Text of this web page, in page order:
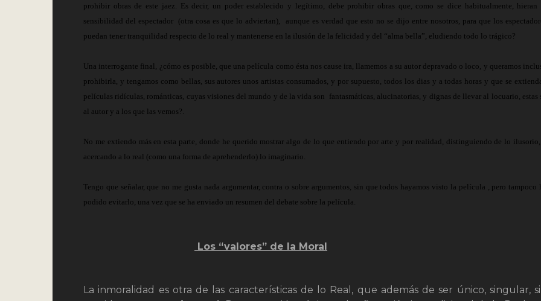
prohibir obras de este jaez. Es decir, un poder establecido y legítimo, debe prohibir obras que, como se dice habitualmente, hieran
sensibilidad del espectador (otra cosa es que lo adviertan),
aunque es verdad que esto no se dijo entre nosotros, para que los
puedan tener tranquilidad respecto de lo real y mantenerse en la ilusión de la felicidad y del “alma bella”, eludiendo todo lo trágico?
Una interrogante final, ¿cómo es posible, que una película como ésta nos cause ira, llamemos a su autor depravado o loco, y queramos
prohibirla, y tengamos como bellas, sus autores unos artistas consumados, y por supuesto, todos los dias y a todas horas y que se
películas ridículas, románticas, cuyas visiones del mundo y de la vida son fantasmáticas, alucinatorias, y dignas de llevar al locuario, estas
al autor y a los que las vemos?.
No me extiendo más en esta parte, donde he querido mostrar algo de lo que entiendo por arte y por realidad, distinguiendo de lo
acercando a lo real (como una forma de aprehenderlo) lo imaginario.
Tengo que señalar, que no me gusta nada argumentar, contra o sobre argumentos, sin que todos hayamos visto la película , pero tampoco
podido evitarlo, una vez que se ha enviado un resumen del debate sobre la película.
Los “valores” de la Moral
La inmoralidad es otra de las características de lo Real, que además de ser único, singular,